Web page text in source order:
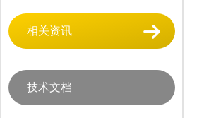
相关资讯
技术文档